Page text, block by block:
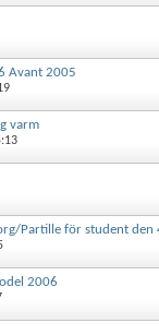
Avant 2005
varm
Partille för student den
2006